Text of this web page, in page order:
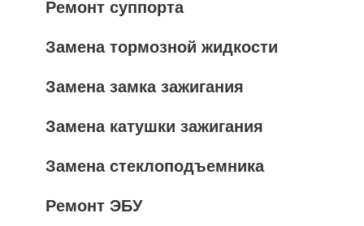
Ремонт суппорта
Замена тормозной жидкости
Замена замка зажигания
Замена катушки зажигания
Замена стеклоподъемника
Ремонт ЭБУ